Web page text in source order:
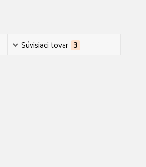
Súvisiaci tovar 3